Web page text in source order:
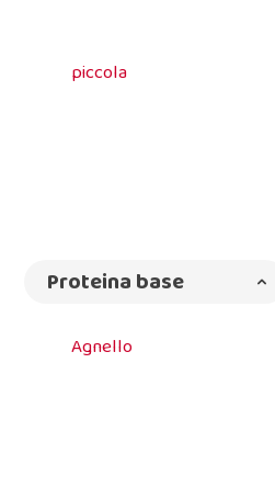
piccola
Proteina base
Agnello